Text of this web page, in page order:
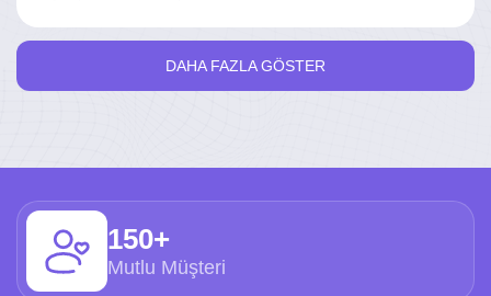
DAHA FAZLA GÖSTER
150+
Mutlu Müşteri